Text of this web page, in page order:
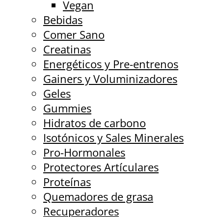
Vegan
Bebidas
Comer Sano
Creatinas
Energéticos y Pre-entrenos
Gainers y Voluminizadores
Geles
Gummies
Hidratos de carbono
Isotónicos y Sales Minerales
Pro-Hormonales
Protectores Artículares
Proteínas
Quemadores de grasa
Recuperadores